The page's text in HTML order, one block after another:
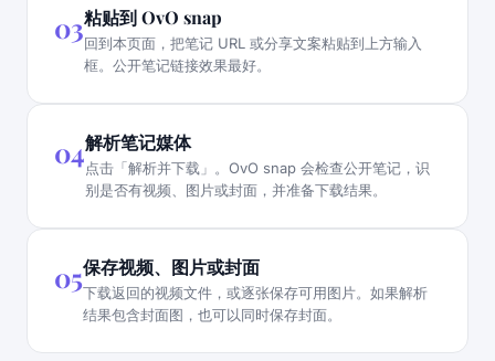
03粘贴到 OvO snap
回到本页面，把笔记 URL 或分享文案粘贴到上方输入
框。公开笔记链接效果最好。
04解析笔记媒体
点击「解析并下载」。OvO snap 会检查公开笔记，识
别是否有视频、图片或封面，并准备下载结果。
05保存视频、图片或封面
下载返回的视频文件，或逐张保存可用图片。如果解析
结果包含封面图，也可以同时保存封面。